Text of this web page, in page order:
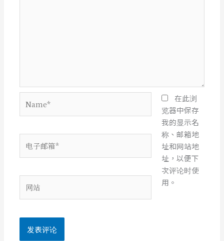
子
箱
站
在此浏
览器中保存
我的显示名
称、邮箱地
址和网站地
址，以便下
次评论时使
用。